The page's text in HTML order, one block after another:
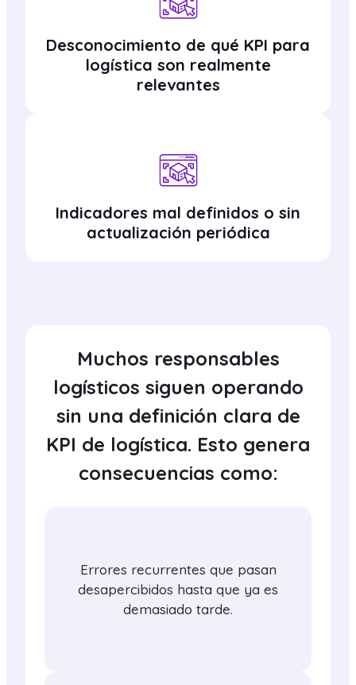
Desconocimiento de qué KPI para
logística son realmente
relevantes
Indicadores mal definidos o sin
actualización periódica
Muchos responsables
logísticos siguen operando
sin una definición clara de
KPI de logística. Esto genera
consecuencias como:
Errores recurrentes que pasan
desapercibidos hasta que ya es
demasiado tarde.